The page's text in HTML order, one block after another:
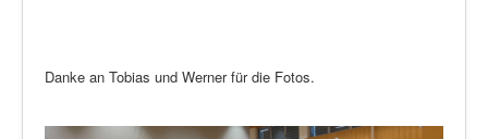
Danke an Tobias und Werner für die Fotos.